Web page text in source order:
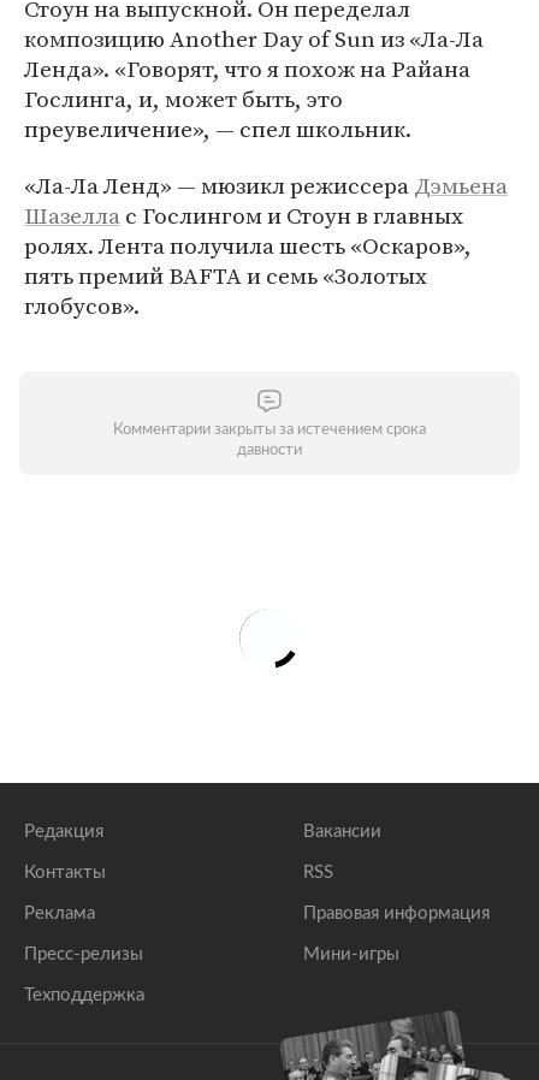
Стоун на выпускной. Он переделал
композицию Another Day of Sun из «Ла-Ла
Ленда». «Говорят, что я похож на Райана
Гослинга, и, может быть, это
преувеличение», — спел школьник.
«Ла-Ла Ленд» — мюзикл режиссераДэмьена
Шазеллас Гослингом и Стоун в главных
ролях. Лента получила шесть «Оскаров»,
пять премий BAFTA и семь «Золотых
глобусов».
Комментарии закрыты за истечением срока
давности
Редакция
Контакты
Реклама
Пресс-релизы
Техподдержка
Вакансии
RSS
Правовая информация
Мини-игры